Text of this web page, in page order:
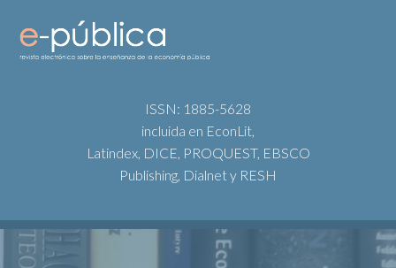
ISSN: 1885-5628
incluida en EconLit,
Latindex, DICE, PROQUEST, EBSCO
Publishing, Dialnet y RESH